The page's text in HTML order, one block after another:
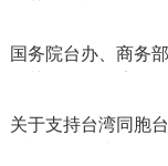
国务院台办、商务
关于支持台湾同胞